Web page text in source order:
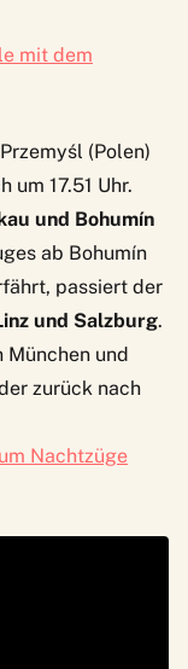
mit dem
(Polen)
um 17.51 Uhr.
und Bohumín
ab Bohumín
passiert der
und Salzburg.
München und
zurück nach
Nachtzüge